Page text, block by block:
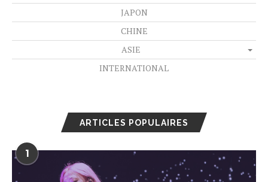
JAPON
CHINE
ASIE
INTERNATIONAL
ARTICLES POPULAIRES
1